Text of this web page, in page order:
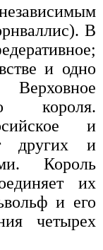
В
и одно
короля.
и
других и
Король
их
и его
четырех